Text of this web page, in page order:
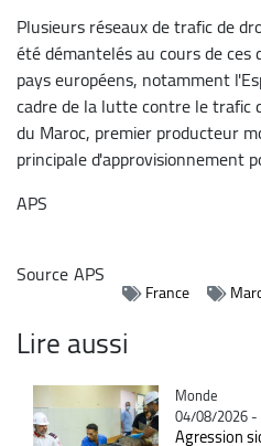
Plusieurs réseaux de trafic de
été démantelés au cours de
pays européens, notamment
cadre de la lutte contre le trafic
du Maroc, premier producteur
principale d'approvisionnement
APS
SourceAPS
France
Lire aussi
Catégorie
Monde
04/08/2026 -
Agression